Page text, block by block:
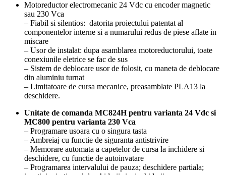
Motoreductor electromecanic 24 Vdc cu encoder magnetic
sau 230 Vca
– Fiabil si silentios: datorita proiectului patentat al
componentelor interne si a numarului redus de piese aflate in
miscare
– Usor de instalat: dupa asamblarea motoreductorului, toate
conexiunile eletrice se fac de sus
– Sistem de deblocare usor de folosit, cu maneta de deblocare
din aluminiu turnat
– Limitatoare de cursa mecanice, preasamblate PLA13 la
deschidere.
Unitate de comanda MC824H pentru varianta 24 Vdc si
MC800 pentru varianta 230 Vca
– Programare usoara cu o singura tasta
– Ambreiaj cu functie de siguranta antistrivire
– Memorare automata a capetelor de cursa la inchidere si
deschidere, cu functie de autoinvatare
– Programarea intervalului de pauza; deschidere partiala;